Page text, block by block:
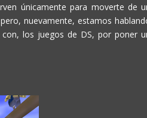
únicamente para moverte de
nuevamente, estamos
los juegos de DS, por poner